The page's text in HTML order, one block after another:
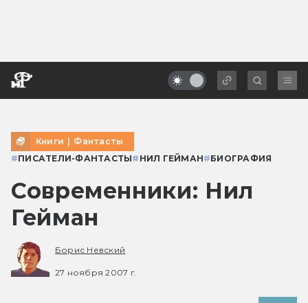
Книги | Фантасты
#ПИСАТЕЛИ-ФАНТАСТЫ# НИЛ ГЕЙМАН#БИОГРАФИЯ
Современники: Нил
Гейман
Борис Невский
27 ноября 2007 г.